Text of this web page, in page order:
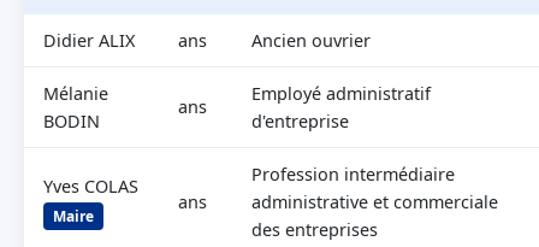
Didier ALIX ans Ancien ouvrier
Mélanie
BODIN
ans
Employé administratif
d'entreprise
Yves COLAS
Maire
ans
Profession intermédiaire
administrative et commerciale
des entreprises